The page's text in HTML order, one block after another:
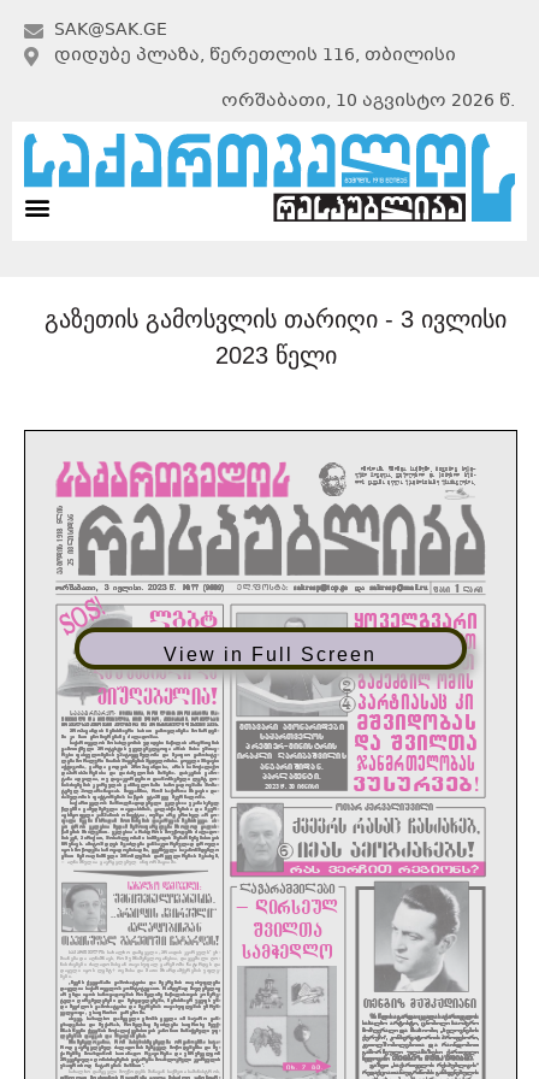
SAK@SAK.GE
ᲓᲘᲓᲣᲑᲔ ᲞᲚᲐᲖᲐ, ᲬᲔᲠᲔᲗᲚᲘᲡ 116, ᲗᲑᲘᲚᲘᲡᲘ
ორშაბათი, 10 აგვისტო 2026 წ.
გაზეთის გამოსვლის თარიღი - 3 ივლისი
2023 წელი
View in Full Screen